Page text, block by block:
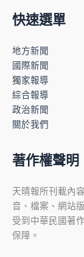
快速選單
地方新聞
國際新聞
獨家報導
綜合報導
政治新聞
關於我們
著作權聲明
天晴報所刊載內
音、檔案、網站
受到中華民國著
保障。